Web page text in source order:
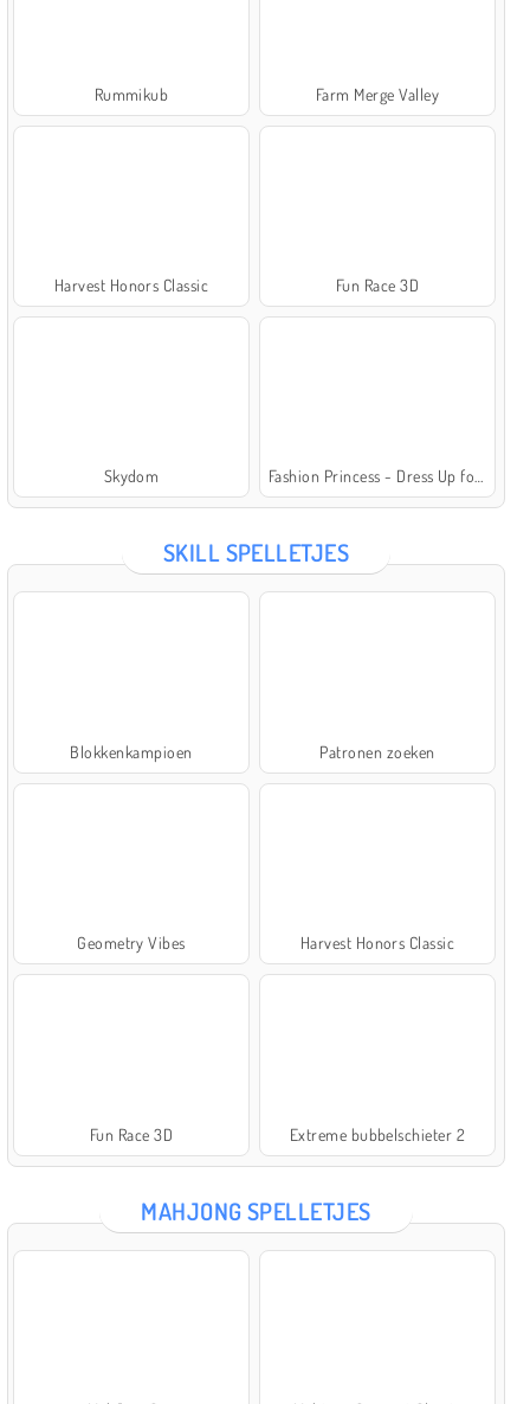
Rummikub Farm Merge Valley
Harvest Honors Classic Fun Race 3D
Skydom Fashion Princess - Dress Up for Girls
SKILL SPELLETJES
Blokkenkampioen Patronen zoeken
Geometry Vibes Harvest Honors Classic
Fun Race 3D Extreme bubbelschieter 2
MAHJONG SPELLETJES